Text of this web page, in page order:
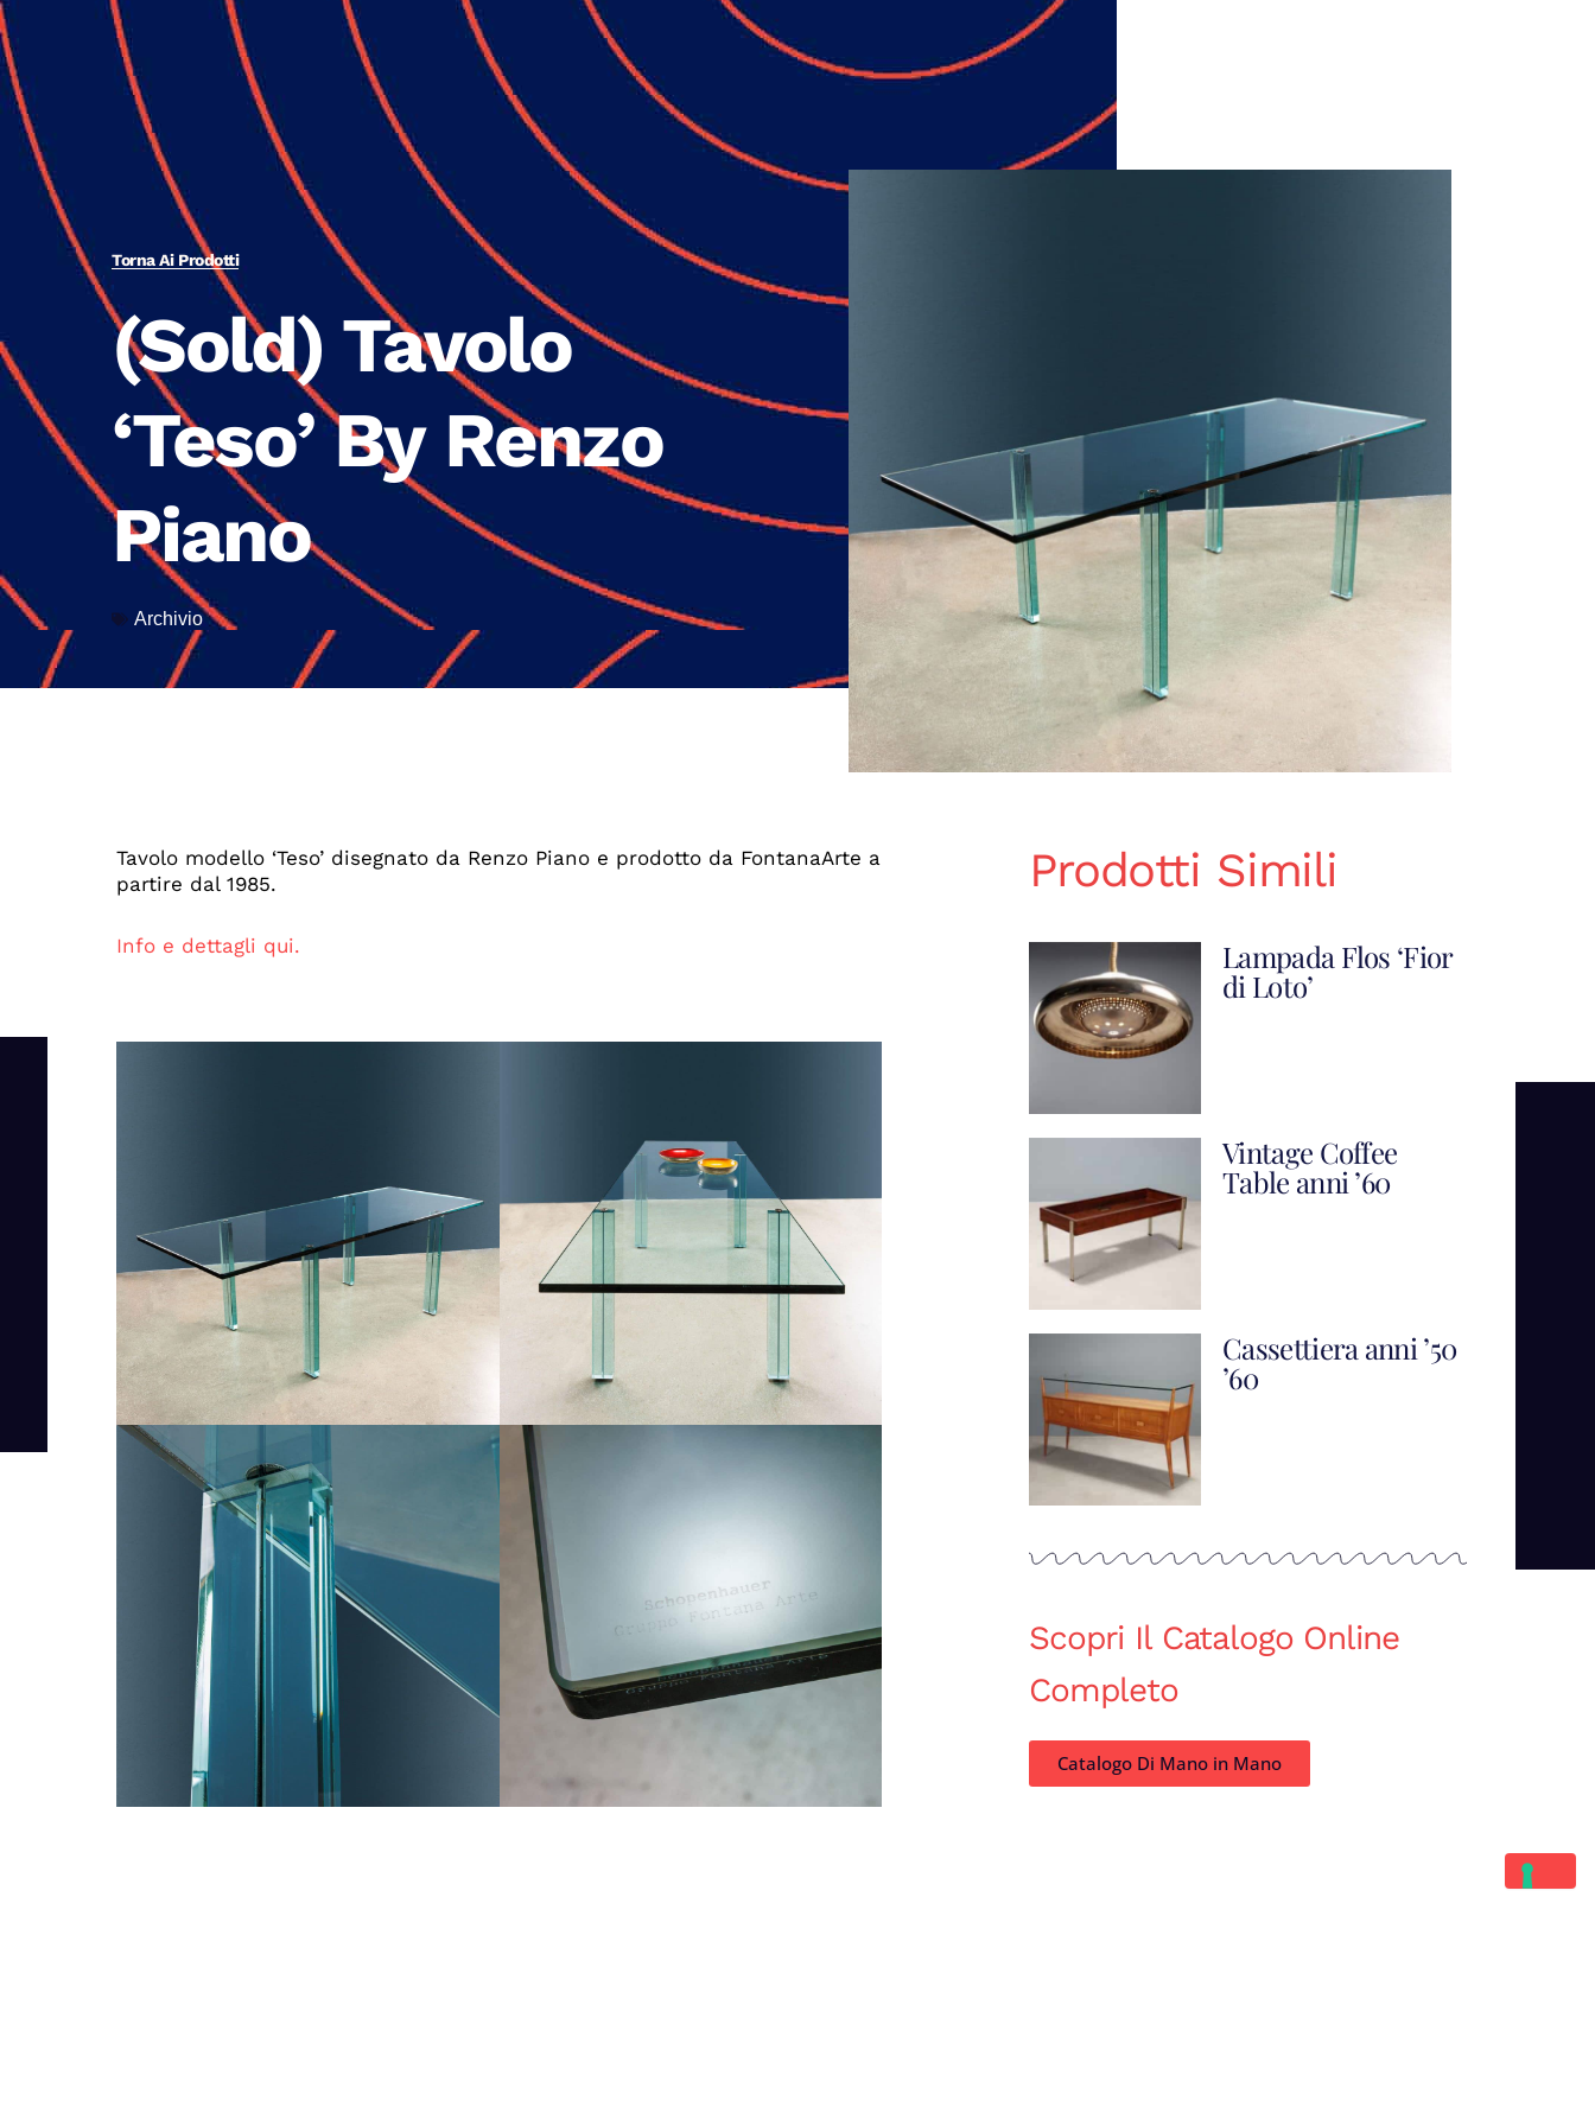
Torna Ai Prodotti
(Sold) Tavolo
‘Teso’ By Renzo
Piano
Archivio
Tavolo modello ‘Teso’ disegnato da Renzo Piano e prodotto da FontanaArte a
partire dal 1985.
Info e dettagli qui.
Prodotti Simili
Lampada Flos ‘Fior
di Loto’
Vintage Coffee
Table anni ’60
Cassettiera anni ’50
’60
Scopri Il Catalogo Online
Completo
Catalogo Di Mano in Mano